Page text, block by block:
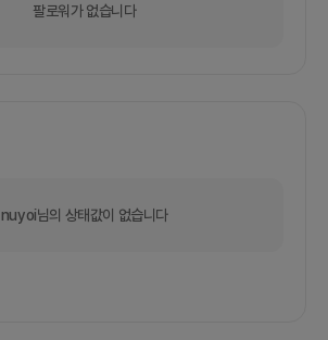
팔로워가 없습니다
nuyoi님의 상태값이 없습니다